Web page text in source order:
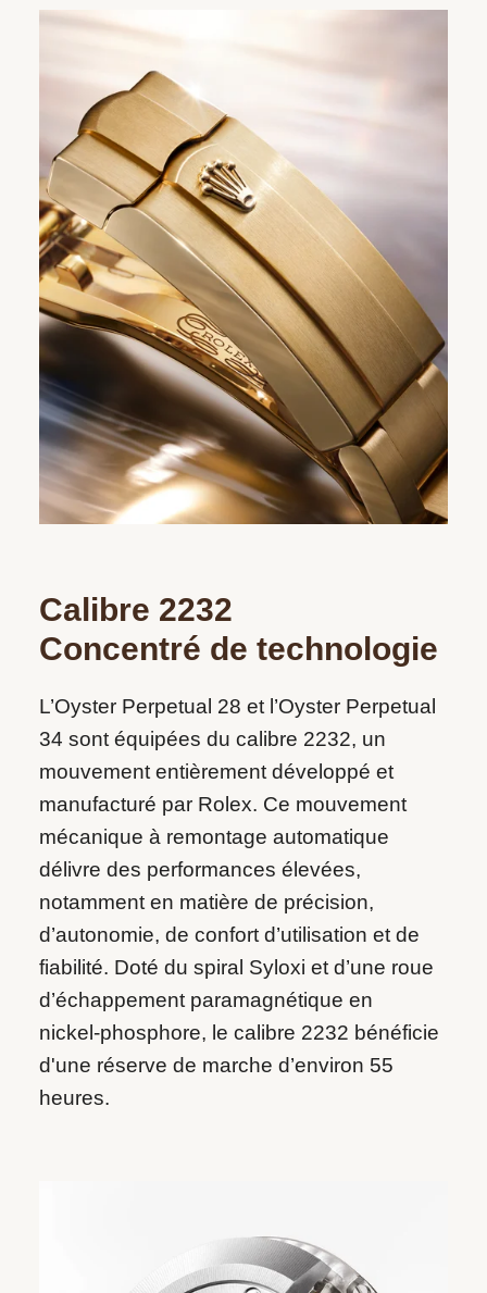
Calibre 2232
Concentré de technologie
L’Oyster Perpetual 28 et l’Oyster Perpetual
34 sont équipées du calibre 2232, un
mouvement entièrement développé et
manufacturé par Rolex. Ce mouvement
mécanique à remontage automatique
délivre des performances élevées,
notamment en matière de précision,
d’autonomie, de confort d’utilisation et de
fiabilité. Doté du spiral Syloxi et d’une roue
d’échappement paramagnétique en
nickel‑phosphore, le calibre 2232 bénéficie
d'une réserve de marche d’environ 55
heures.